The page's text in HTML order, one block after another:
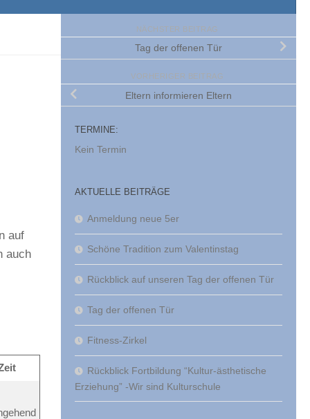
auf
auch
NÄCHSTER BEITRAG
Tag der offenen Tür
VORHERIGER BEITRAG
Eltern informieren Eltern
TERMINE:
Kein Termin
AKTUELLE BEITRÄGE
Anmeldung neue 5er
Schöne Tradition zum Valentinstag
Rückblick auf unseren Tag der offenen Tür
Tag der offenen Tür
Fitness-Zirkel
Rückblick Fortbildung “Kultur-ästhetische
Erziehung” -Wir sind Kulturschule